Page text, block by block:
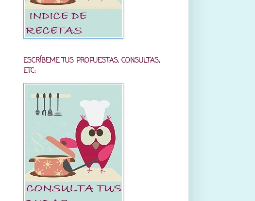
ESCRÍBEME TUS PROPUESTAS, CONSULTAS,
ETC: